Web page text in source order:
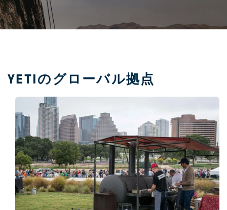
YETIのグローバル拠点